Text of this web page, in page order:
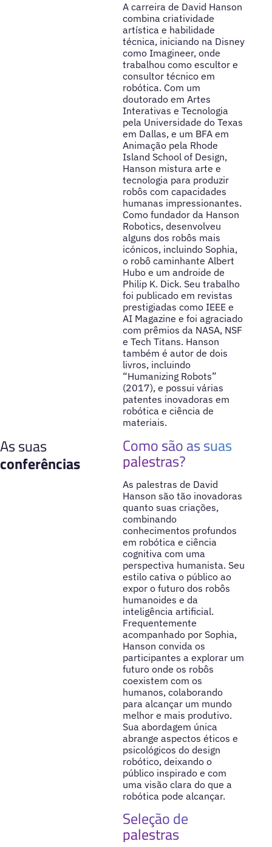
A carreira de David Hanson
combina criatividade
artística e habilidade
técnica, iniciando na Disney
como Imagineer, onde
trabalhou como escultor e
consultor técnico em
robótica. Com um
doutorado em Artes
Interativas e Tecnologia
pela Universidade do Texas
em Dallas, e um BFA em
Animação pela Rhode
Island School of Design,
Hanson mistura arte e
tecnologia para produzir
robôs com capacidades
humanas impressionantes.
Como fundador da Hanson
Robotics, desenvolveu
alguns dos robôs mais
icónicos, incluindo Sophia,
o robô caminhante Albert
Hubo e um androide de
Philip K. Dick. Seu trabalho
foi publicado em revistas
prestigiadas como IEEE e
AI Magazine e foi agraciado
com prêmios da NASA, NSF
e Tech Titans. Hanson
também é autor de dois
livros, incluindo
“Humanizing Robots”
(2017), e possui várias
patentes inovadoras em
robótica e ciência de
materiais.
As suas
conferências
Como são as suas
palestras?
As palestras de David
Hanson são tão inovadoras
quanto suas criações,
combinando
conhecimentos profundos
em robótica e ciência
cognitiva com uma
perspectiva humanista. Seu
estilo cativa o público ao
expor o futuro dos robôs
humanoides e da
inteligência artificial.
Frequentemente
acompanhado por Sophia,
Hanson convida os
participantes a explorar um
futuro onde os robôs
coexistem com os
humanos, colaborando
para alcançar um mundo
melhor e mais produtivo.
Sua abordagem única
abrange aspectos éticos e
psicológicos do design
robótico, deixando o
público inspirado e com
uma visão clara do que a
robótica pode alcançar.
Seleção de
palestras